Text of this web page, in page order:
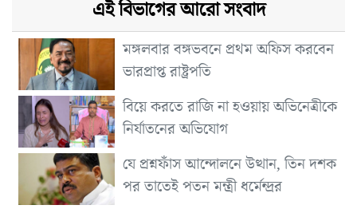
এই বিভাগের আরো সংবাদ
মঙ্গলবার বঙ্গভবনে প্রথম অফিস করবেন
ভারপ্রাপ্ত রাষ্ট্রপতি
বিয়ে করতে রাজি না হওয়ায় অভিনেত্রীকে
নির্যাতনের অভিযোগ
যে প্রশ্নফাঁস আন্দোলনে উত্থান, তিন দশক
পর তাতেই পতন মন্ত্রী ধর্মেন্দ্রর